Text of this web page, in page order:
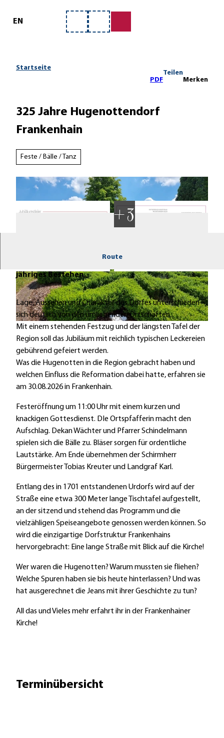
EN
Merkzettel
Suche
Startseite
PDF
Teilen
Merken
325 Jahre Hugenottendorf
Frankenhain
Feste / Bälle / Tanz
© Heidrun Englisch | CC-BY-SA
© Ortsbeirat Frankenhain, OV Robert Bambey © Ortsbeirat Frankenhain, OV Robert Bambey
Route
jähriges Bestehen.
Lage, Aussehen und Charakter des Dorfes unterschieden
sich deutlich von den umliegenden Ortschaften.
Mit einem stehenden Festzug und der längsten Tafel der
Region soll das Jubiläum mit reichlich typischen Leckereien
gebührend gefeiert werden.
Was die Hugenotten in die Region gebracht haben und
welchen Einfluss die Reformation dabei hatte, erfahren sie
am 30.08.2026 in Frankenhain.
Festeröffnung um 11:00 Uhr mit einem kurzen und
knackigen Gottesdienst. DIe Ortspfafferin macht den
Aufschlag. Dekan Wächter und Pfarrer Schindelmann
spielen sich die Bälle zu. Bläser sorgen für ordentliche
Lautstärke. Am Ende übernehmen der Schirmherr
Bürgermeister Tobias Kreuter und Landgraf Karl.
Entlang des in 1701 entstandenen Urdorfs wird auf der
Straße eine etwa 300 Meter lange Tischtafel aufgestellt,
an der sitzend und stehend das Programm und die
vielzähligen Speiseangebote genossen werden können. So
wird die einzigartige Dorfstruktur Frankenhains
hervorgebracht: Eine lange Straße mit Blick auf die Kirche!
Wer waren die Hugenotten? Warum mussten sie fliehen?
Welche Spuren haben sie bis heute hinterlassen? Und was
hat ausgerechnet die Jeans mit ihrer Geschichte zu tun?
All das und Vieles mehr erfahrt ihr in der Frankenhainer
Kirche!
Terminübersicht